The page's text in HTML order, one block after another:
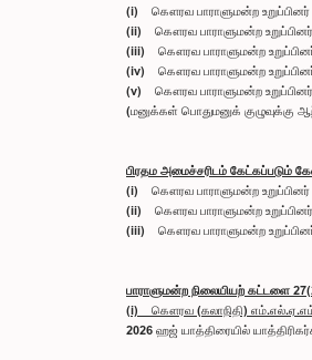
(i) கௌரவ பாராளுமன்ற
(ii) கௌரவ பாராளுமன்ற
(iii) கௌரவ பாராளுமன்ற
(iv) கௌரவ பாராளுமன்ற
(v) கௌரவ பாராளுமன்ற
(மனுக்கள் பொதுமனுக் குழுவுக்கு
பிரதம அமைச்சரிடம் கேட்கப்படும்
(i) கௌரவ பாராளுமன்ற
(ii) கௌரவ பாராளுமன்ற
(iii) கௌரவ பாராளுமன்ற உறுப்பினர்
பாராளுமன்ற நிலையியற் கட்டளை
(i) கௌரவ (கலாநிதி)
2026 ஹஜ் யாத்திரையில்